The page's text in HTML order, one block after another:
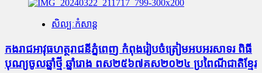
សិល្បៈកំសាន្ត
កងរាជអាវុធហត្ថរាជនីភ្នំពេញ កំពុងរៀបចំត្រៀមអបអរសាទរ ពិធី
បុណ្យចូលឆ្នាំថ្មី ឆ្នាំរោង ពស២៥៦៧គស២០២៤ ប្រពៃណីជាតិខ្មែរ